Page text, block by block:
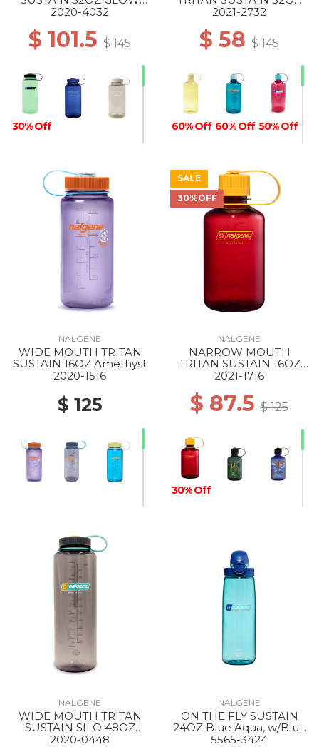
GREEN / BLACK
2020-4032
$ 101.5 $ 145
30% Off
30% Off
Butter
2021-2732
$ 58 $ 145
60% Off 60% Off 50% Off
50% Off 40% Off 30% Off
30% Off
30% Off
NALGENE
WIDE MOUTH TRITAN
SUSTAIN 16OZ Amethyst
2020-1516
$ 125
SALE
30%OFF
NALGENE
NARROW MOUTH
TRITAN SUSTAIN 16OZ
LAKER
2021-1716
$ 87.5 $ 125
30% Off
NALGENE
WIDE MOUTH TRITAN
SUSTAIN SILO 48OZ
AUBERGINE
2020-0448
NALGENE
ON THE FLY SUSTAIN
24OZ Blue Aqua, w/Blue
Aqua
5565-3424